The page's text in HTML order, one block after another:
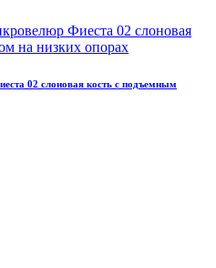
02 слоновая кость с подъемным